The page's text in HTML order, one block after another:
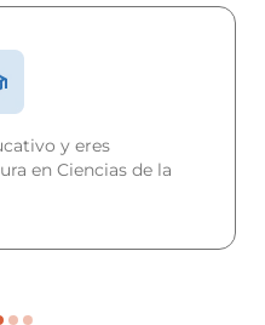
y eres
en Ciencias de la